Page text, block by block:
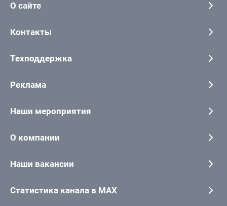
О сайте
Контакты
Техподдержка
Реклама
Наши мероприятия
О компании
Наши вакансии
Статистика канала в MAX